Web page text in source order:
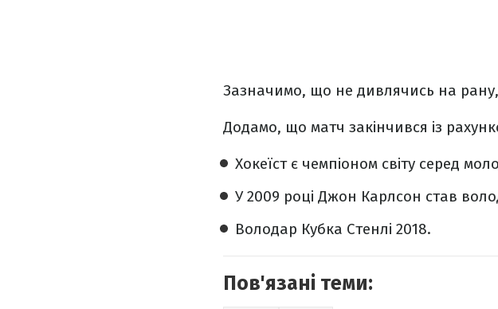
Зазначимо, що не дивлячись на
Додамо, що матч закінчився із
Хокеїст є чемпіоном світу серед
У 2009 році Джон Карлсон став
Володар Кубка Стенлі 2018.
Пов'язані теми: